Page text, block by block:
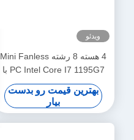
ویدئو
4 هسته 8 رشته Mini Fanless
PC Intel Core I7 1195G7 با
دوگانه LAN 6COM DDR4
بهترین قیمت رو بدست
بیار